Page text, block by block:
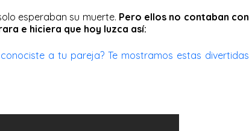
esperaban su muerte. Pero ellos no contaban con
e hiciera que hoy luzca así:
a tu pareja? Te mostramos estas divertidas